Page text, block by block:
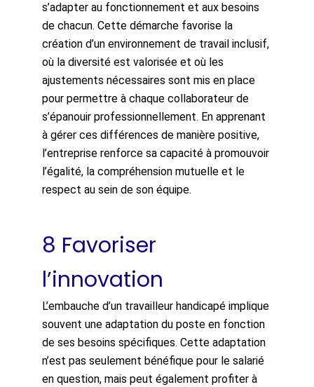
s’adapter au fonctionnement et aux besoins
de chacun. Cette démarche favorise la
création d’un environnement de travail inclusif,
où la diversité est valorisée et où les
ajustements nécessaires sont mis en place
pour permettre à chaque collaborateur de
s’épanouir professionnellement. En apprenant
à gérer ces différences de manière positive,
l’entreprise renforce sa capacité à promouvoir
l’égalité, la compréhension mutuelle et le
respect au sein de son équipe.
8 Favoriser
l’innovation
L’embauche d’un travailleur handicapé implique
souvent une adaptation du poste en fonction
de ses besoins spécifiques. Cette adaptation
n’est pas seulement bénéfique pour le salarié
en question, mais peut également profiter à